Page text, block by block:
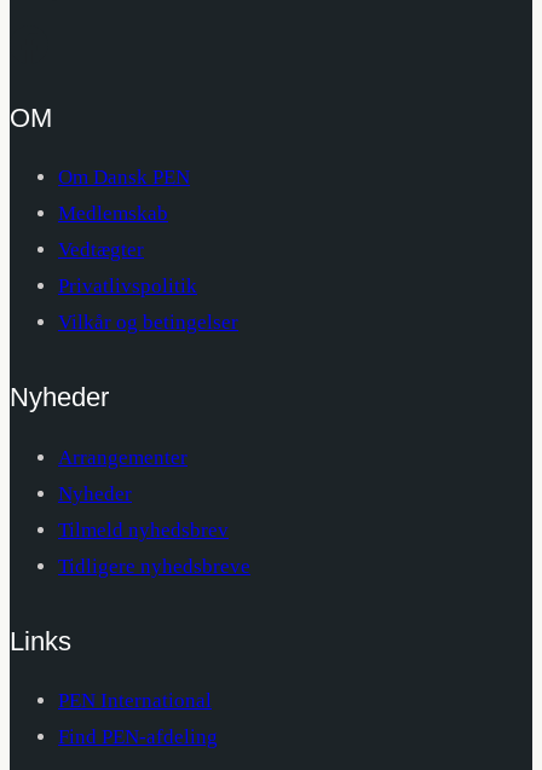
OM
Om Dansk PEN
Medlemskab
Vedtægter
Privatlivspolitik
Vilkår og betingelser
Nyheder
Arrangementer
Nyheder
Tilmeld nyhedsbrev
Tidligere nyhedsbreve
Links
PEN International
Find PEN-afdeling